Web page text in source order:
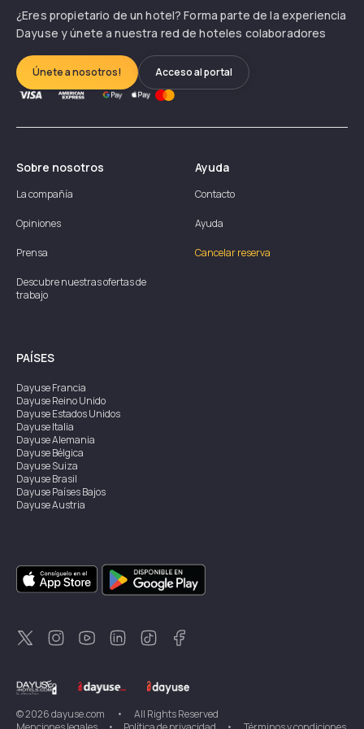
¿Eres propietario de un hotel? Forma parte de la experiencia
Dayuse y únete a nuestra red de hoteles colaboradores
Únete a nosotros! Acceso al portal
Sobre nosotros
La compañía
Opiniones
Prensa
Descubre nuestras ofertas de
trabajo
Ayuda
Contacto
Ayuda
Cancelar reserva
PAÍSES
DayuseFrancia
DayuseReino Unido
DayuseEstados Unidos
DayuseItalia
DayuseAlemania
DayuseBélgica
DayuseSuiza
DayuseBrasil
DayusePaíses Bajos
DayuseAustria
DayuseSingapur
DayuseSuecia
DayuseTailandia
DayuseNueva Zelanda
DayuseTurquía
©2026dayuse.com •
All Rights Reserved